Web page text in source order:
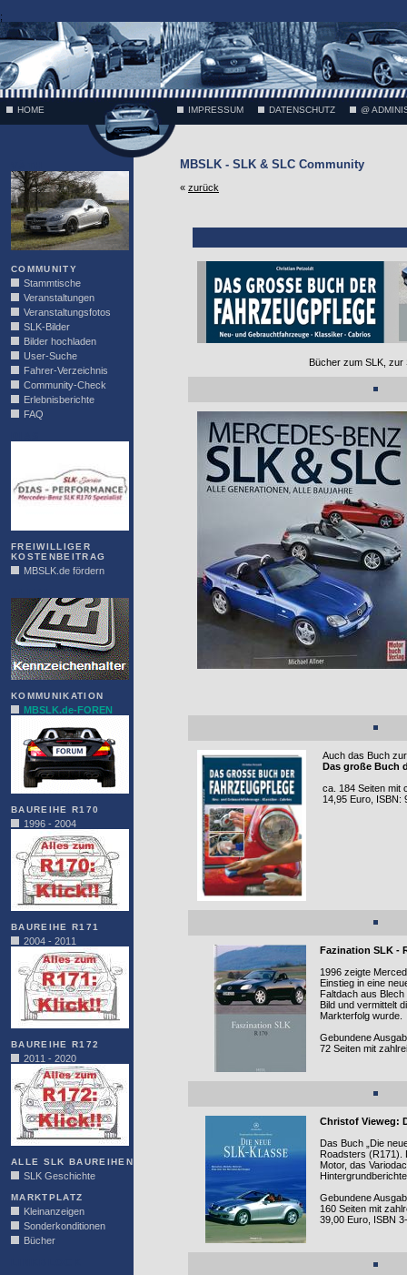
;
HOME IMPRESSUM DATENSCHUTZ @
COMMUNITY
Stammtische
Veranstaltungen
Veranstaltungsfotos
SLK-Bilder
Bilder hochladen
User-Suche
Fahrer-Verzeichnis
Community-Check
Erlebnisberichte
FAQ
FREIWILLIGER
KOSTENBEITRAG
MBSLK.de fördern
KOMMUNIKATION
MBSLK.de-FOREN
BAUREIHE R170
1996 - 2004
BAUREIHE R171
2004 - 2011
BAUREIHE R172
2011 - 2020
ALLE SLK BAUREIHEN
SLK Geschichte
MARKTPLATZ
Kleinanzeigen
Sonderkonditionen
Bücher
MBSLK - SLK & SLC Community
« zurück
Bücher zum SLK,
Auch das Buch
Das große Buch
ca. 184 Seiten mit
14,95 Euro, ISBN:
Fazination SLK -
1996 zeigte
Einstieg in eine
Faltdach aus
Bild und vermittelt
Markterfolg wurde.
Gebundene
72 Seiten mit
Christof Vieweg:
Das Buch „Die
Roadsters (R171).
Motor, das
Gebundene
160 Seiten mit
39,00 Euro, ISBN